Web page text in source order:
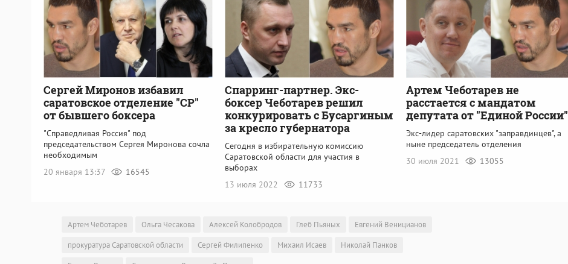
Сергей Миронов избавил
саратовское отделение "СР"
от бывшего боксера
"Справедливая Россия" под
председательством Сергея Миронова сочла
необходимым
20 января 13:37
16545
Спарринг-партнер. Экс-
боксер Чеботарев решил
конкурировать с Бусаргиным
за кресло губернатора
Сегодня в избирательную комиссию
Саратовской области для участия в
выборах
13 июля 2022
11733
Артем Чеботарев не
расстается с мандатом
депутата от "Единой России"
Экс-лидер саратовских "заправдинцев", а
ныне председатель отделения
30 июля 2021
13055
Артем Чеботарев Ольга Чесакова Алексей Колобродов Глеб Пьяных
Евгений Веницианов
прокуратура Саратовской области
Сергей Филипенко Михаил Исаев
Николай Панков